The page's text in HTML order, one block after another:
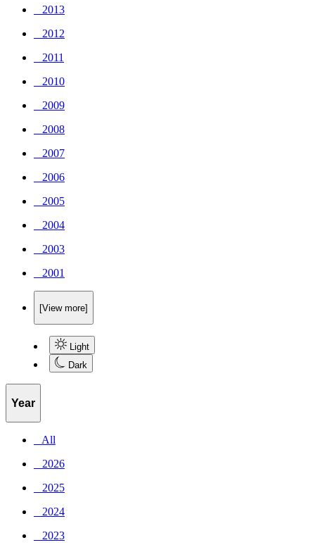
_ 2013
_ 2012
_ 2011
_ 2010
_ 2009
_ 2008
_ 2007
_ 2006
_ 2005
_ 2004
_ 2003
_ 2001
[View more]
Light
Dark
Year
_ All
_ 2026
_ 2025
_ 2024
_ 2023